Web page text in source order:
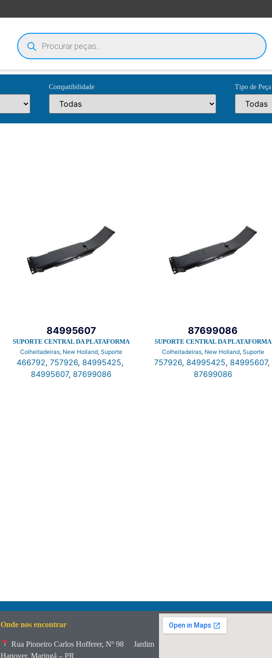
Compatibilidade Tipo de Peça
Colheitadeiras, New Holland, Suporte
SUPORTE CENTRAL DA PLATAFORMA
84995607
466792, 757926, 84995425,
84995607, 87699086
Colheitadeiras, New Holland, Suporte
SUPORTE CENTRAL DA PLATAFORMA
87699086
757926, 84995425, 84995607,
87699086
Onde nos encontrar
Rua Pioneiro Carlos Hofferer, Nº 98
Jardim
Hanover, Maringá – PR